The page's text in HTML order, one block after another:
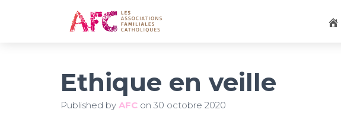
Ethique en veille
Published by AFC on 30 octobre 2020